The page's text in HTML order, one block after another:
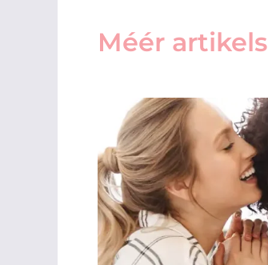
Méér artikels